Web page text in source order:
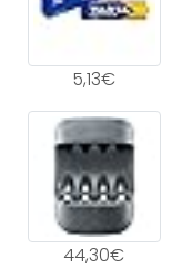
5,13€
44,30€